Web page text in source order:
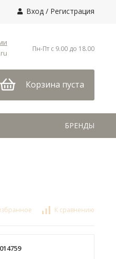
Вход / Регистрация
Пн-Пт с 9.00 до 18.00
Корзина пуста
БРЕНДЫ
К сравнению